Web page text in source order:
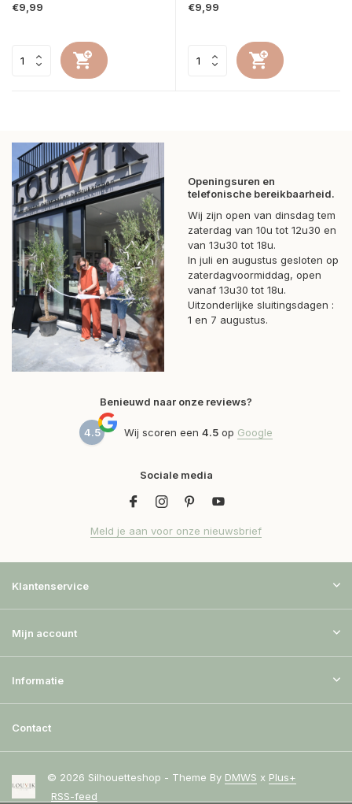
€9,99 €9,99
Openingsuren en
telefonische bereikbaarheid.
Wij zijn open van dinsdag tem
zaterdag van 10u tot 12u30 en
van 13u30 tot 18u.
In juli en augustus gesloten op
zaterdagvoormiddag, open
vanaf 13u30 tot 18u.
Uitzonderlijke sluitingsdagen :
1 en 7 augustus.
Benieuwd naar onze reviews?
4.5 Wij scoren een 4.5 op Google
Sociale media
Meld je aan voor onze nieuwsbrief
Klantenservice
Mijn account
Informatie
Contact
© 2026 Silhouetteshop - Theme By DMWS x Plus+
RSS-feed